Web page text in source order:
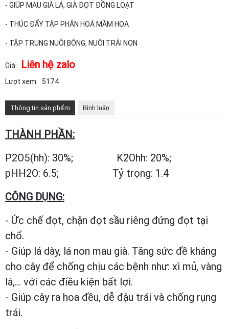
- GIÚP MAU GIÀ LÁ, GIÀ ĐỌT ĐỒNG LOẠT
- THÚC ĐẨY TẬP PHÂN HOÁ MẦM HOA
- TẬP TRUNG NUÔI BÔNG, NUÔI TRÁI NON
Giá: Liên hệ zalo
Lượt xem: 5174
Thông tin sản phẩm Bình luận
THÀNH PHẦN:
P2O5(hh): 30%; K2Ohh: 20%;
pHH2O: 6.5; Tỷ trọng: 1.4
CÔNG DỤNG:
- Ức chế đọt, chặn đọt sầu riêng đứng đọt tại
chổ.
- Giúp lá dày, lá non mau già. Tăng sức đề kháng
cho cây để chống chịu các bệnh như: xì mủ, vàng
lá,... với các điều kiện bất lợi.
- Giúp cây ra hoa đều, dễ đậu trái và chống rụng
trái.